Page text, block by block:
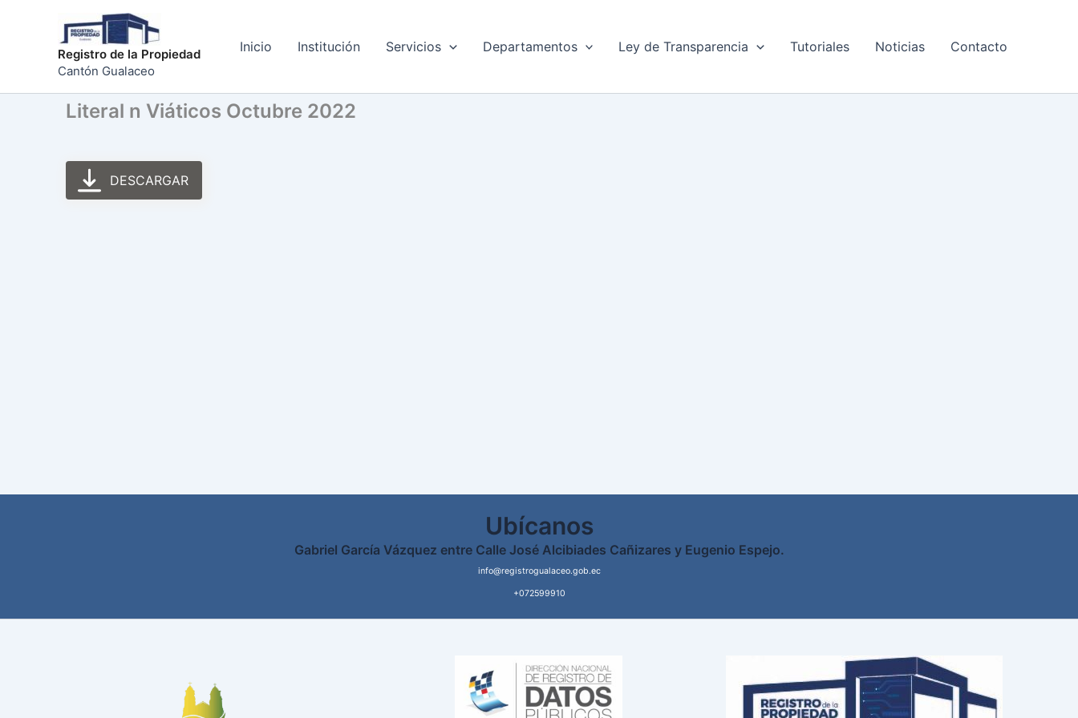
contenidoRegistro de la Propiedad
Cantón Gualaceo
Inicio Institución Servicios Departamentos Ley de Transparencia Tutoriales Noticias Contacto
Literal n Viáticos Octubre 2022
DESCARGAR
Ubícanos
Gabriel García Vázquez entre Calle José Alcibiades Cañizares y Eugenio Espejo.
info@registrogualaceo.gob.ec
+072599910